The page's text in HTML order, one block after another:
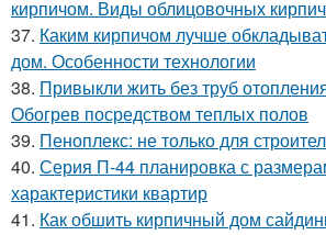
кирпичом. Виды облицовочных
37. Каким кирпичом лучше
дом. Особенности технологии
38. Привыкли жить без труб
Обогрев посредством теплых полов
39. Пеноплекс: не только для
40. Серия П-44 планировка с
характеристики квартир
41. Как обшить кирпичный дом